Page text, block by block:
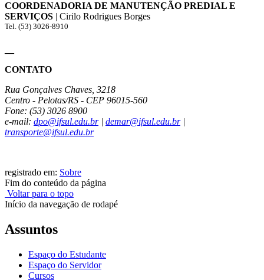
COORDENADORIA DE MANUTENÇÃO PREDIAL E
SERVIÇOS | Cirilo Rodrigues Borges
Tel. (53) 3026-8910
CONTATO
Rua Gonçalves Chaves, 3218
Centro - Pelotas/RS - CEP 96015-560
Fone: (53) 3026 8900
e-mail: dpo@ifsul.edu.br| demar@ifsul.edu.br|
transporte@ifsul.edu.br
registrado em: Sobre
Fim do conteúdo da página
Voltar para o topo
Início da navegação de rodapé
Assuntos
Espaço do Estudante
Espaço do Servidor
Cursos